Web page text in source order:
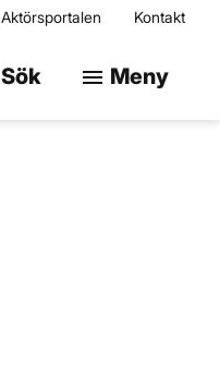
Aktörsportalen Kontakt
Sök Sök på
menu Meny